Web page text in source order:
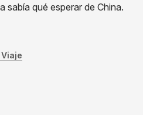
sabía qué esperar de China.